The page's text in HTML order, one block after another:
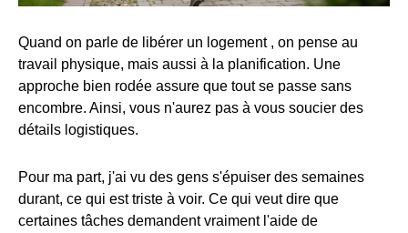
Quand on parle de libérer un logement , on pense au
travail physique, mais aussi à la planification. Une
approche bien rodée assure que tout se passe sans
encombre. Ainsi, vous n'aurez pas à vous soucier des
détails logistiques.
Pour ma part, j'ai vu des gens s'épuiser des semaines
durant, ce qui est triste à voir. Ce qui veut dire que
certaines tâches demandent vraiment l'aide de